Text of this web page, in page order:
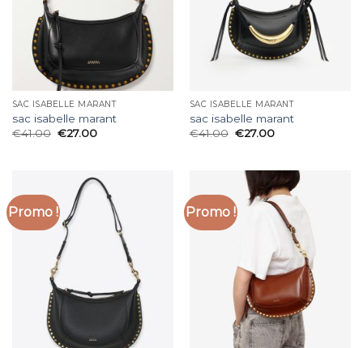
SAC ISABELLE MARANT
sac isabelle marant
€41.00 €27.00
SAC ISABELLE MARANT
sac isabelle marant
€41.00 €27.00
Promo ! Promo !